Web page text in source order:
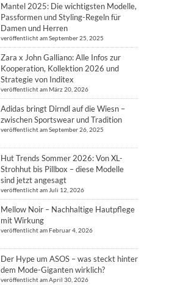
Mantel 2025: Die wichtigsten Modelle,
Passformen und Styling-Regeln für
Damen und Herren
veröffentlicht am September 25, 2025
Zara x John Galliano: Alle Infos zur
Kooperation, Kollektion 2026 und
Strategie von Inditex
veröffentlicht am März 20, 2026
Adidas bringt Dirndl auf die Wiesn –
zwischen Sportswear und Tradition
veröffentlicht am September 26, 2025
Hut Trends Sommer 2026: Von XL-
Strohhut bis Pillbox – diese Modelle
sind jetzt angesagt
veröffentlicht am Juli 12, 2026
Mellow Noir – Nachhaltige Hautpflege
mit Wirkung
veröffentlicht am Februar 4, 2026
Der Hype um ASOS – was steckt hinter
dem Mode-Giganten wirklich?
veröffentlicht am April 30, 2026